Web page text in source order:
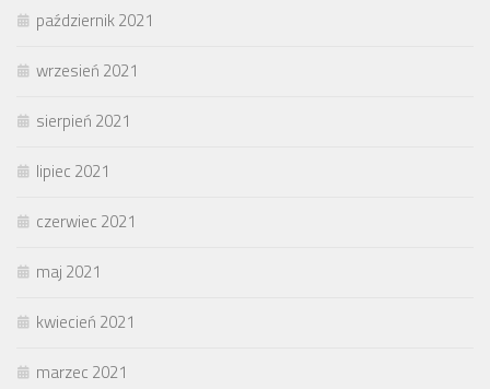
październik 2021
wrzesień 2021
sierpień 2021
lipiec 2021
czerwiec 2021
maj 2021
kwiecień 2021
marzec 2021